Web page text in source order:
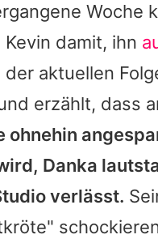
Woche
Kevin damit, ihn
aktuellen
erzählt, dass
ohnehin
Danka
verlässt.